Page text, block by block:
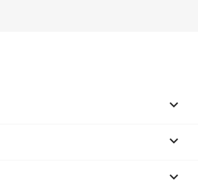


